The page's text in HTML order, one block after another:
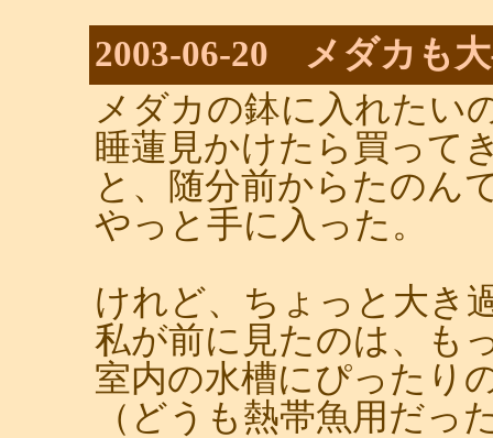
2003-06-20 メダカも
メダカの鉢に入れたい
睡蓮見かけたら買って
と、随分前からたのん
やっと手に入った。
けれど、ちょっと大き
私が前に見たのは、も
室内の水槽にぴったり
（どうも熱帯魚用だっ